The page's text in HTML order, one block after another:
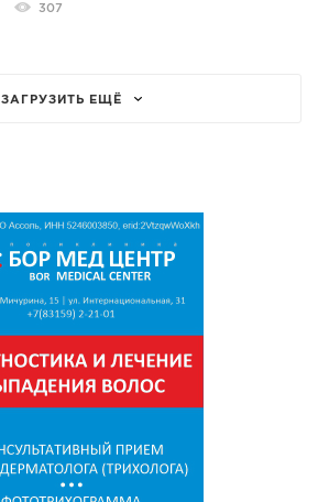
307
ЗАГРУЗИТЬ ЕЩЁ